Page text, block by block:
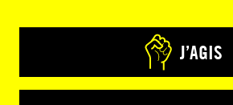
J’AGIS